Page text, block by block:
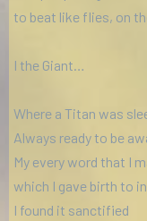
to beat like flies, on
I the Giant…
Where a Titan was
Always ready to be
My every word that I
which I gave birth to
I found it sanctified